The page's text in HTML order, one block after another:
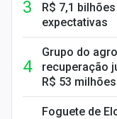
R$ 7,1
expectativas
Grupo do
recuperação
R$ 53 milhões
Foguete de